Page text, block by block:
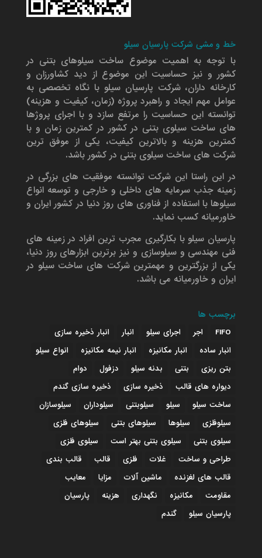
خط و مشی شرکت پارسیان سیلو
با توجه به اهمیت موضوع ساخت سیلوهای بتنی در
کشور و نیز حساسیت این موضوع از دید کشاورزان و
کارخانه داران، شرکت پارسیان سیلو با نگاه تخصصی به
عوامل مهم ایجاد و راهبرد پروژه (زمان، کیفیت و هزینه)
توانسته این حساسیت را مرتفع سازد و با اجرای پروژها
های ساخت سیلوی بتنی در کشور در کمترین زمان و با
کمترین هزینه و بالاترین کیفیت، یکی از موفق ترین
شرکت های ساخت سیلوی بتنی در کشور باشد.
در این راستا این شرکت توانسته موفقیت های بزرگی در
زمینه جذب سرمایه های داخلی و خارجی و توسعه انواع
سیلوها با استفاده از فناوری های روز دنیا در کشور ایران و
خاورمیانه کسب نماید.
پارسیان سیلو با بکارگیری مجرب ترین افراد در زمینه های
فنی مهندسی و سیلوسازی و نیز برترین ابزارهای روز دنیا،
یکی از بزرگترین و مهمترین شرکت های ساخت سیلو در
ایران و خاورمیانه می باشد.
برچسب ها
FIFO اجر اجرای سیلو انبار
انبار ذخیره سازی
انبار ساده
انبار مکانیزه انبار نیمه مکانیزه
انواع سیلو
بتن ریزی
بتنی بدنه سیلو دزفول
دوام
دیواره های قالب
ذخیره سازی
ذخیره سازی گندم
ساخت سیلو
سیلو سیلوبتنی سیلوداران
سیلوسازان
سیلوفلزی
سیلوها سیلوهای بتنی
سیلوهای فلزی
سیلوی بتنی
سیلوی بتنی بهتر است
سیلوی فلزی
طراحی و ساخت
غلات فلزی قالب
قالب بندی
قالب های لغزنده
ماشین آلات مزایا
معایب
مقاومت
مکانیزه نگهداری هزینه
پارسیان
پارسیان سیلو
گندم